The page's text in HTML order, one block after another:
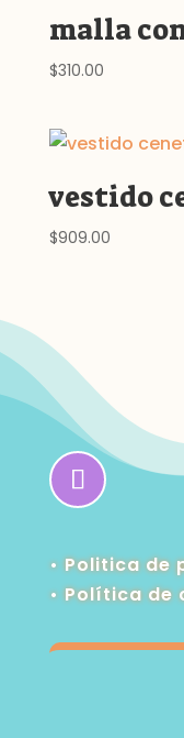
malla
$310.00
vestido
$909.00
• Politica de
•Política de